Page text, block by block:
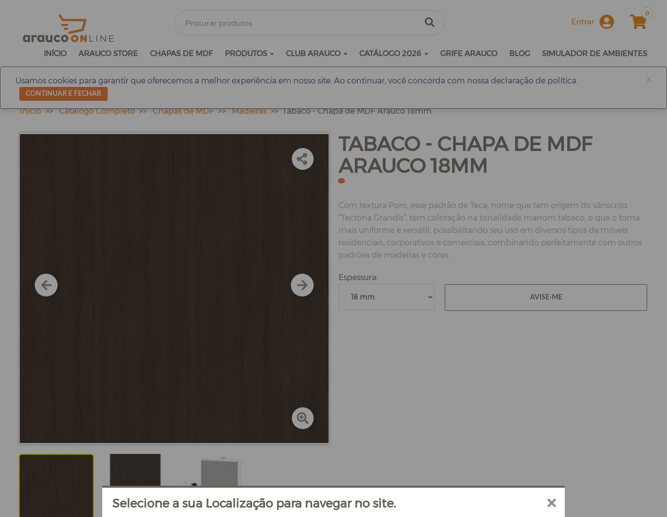
Entrar
0
INÍCIO ARAUCO STORE CHAPAS DE MDF PRODUTOS CLUB ARAUCO CATÁLOGO 2026 GRIFE ARAUCO BLOG SIMULADOR DE AMBIENTES
Usamos cookies para garantir que oferecemos a melhor experiência em nosso site. Ao continuar, você concorda com nossa declaração de política.
CONTINUAR E FECHAR
Início Catálogo Completo Chapas de MDF Madeiras Tabaco - Chapa de MDF Arauco 18mm
TABACO - CHAPA DE MDF
ARAUCO 18MM
Com textura Poro, esse padrão de Teca, nome que tem origem do sânscrito
“Tectona Grandis”, tem coloração na tonalidade marrom tabaco, o que o torna
mais uniforme e versátil, possibilitando seu uso em diversos tipos de móveis
residenciais, corporativos e comerciais, combinando perfeitamente com outros
padrões de madeiras e cores.
Espessura:
AVISE-ME
Selecione a sua Localização para navegar no site.